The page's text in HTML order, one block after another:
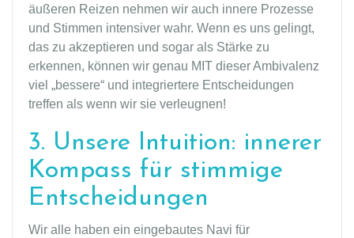
äußeren Reizen nehmen wir auch innere Prozesse
und Stimmen intensiver wahr. Wenn es uns gelingt,
das zu akzeptieren und sogar als Stärke zu
erkennen, können wir genau MIT dieser Ambivalenz
viel „bessere“ und integriertere Entscheidungen
treffen als wenn wir sie verleugnen!
3. Unsere Intuition: innerer
Kompass für stimmige
Entscheidungen
Wir alle haben ein eingebautes Navi für